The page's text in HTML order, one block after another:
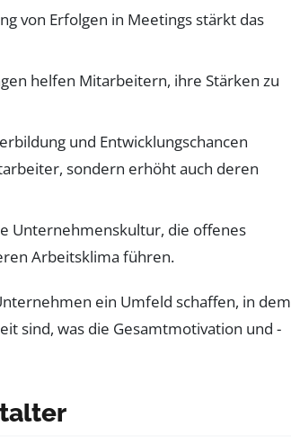
von Erfolgen in Meetings stärkt das
helfen Mitarbeitern, ihre Stärken zu
und Entwicklungschancen
sondern erhöht auch deren
Unternehmenskultur, die offenes
Arbeitsklima führen.
ein Umfeld schaffen, in dem
sind, was die Gesamtmotivation und -